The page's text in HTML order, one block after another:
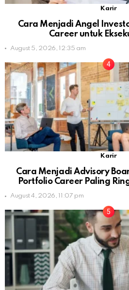
Karir
Cara Menjadi Angel
Career untuk
August 5, 2026, 12:35 am
Karir
Cara Menjadi Advisory
Portfolio Career Paling
August 4, 2026, 11:07 pm